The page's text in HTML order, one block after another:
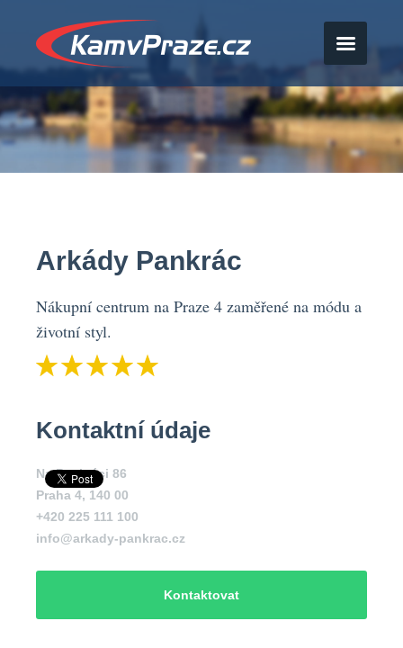
Arkády Pankrác
Nákupní centrum na Praze 4 zaměřené na módu a
životní styl.
Kontaktní údaje
Na Pankráci 86
Praha 4, 140 00
+420 225 111 100
info@arkady-pankrac.cz
Kontaktovat